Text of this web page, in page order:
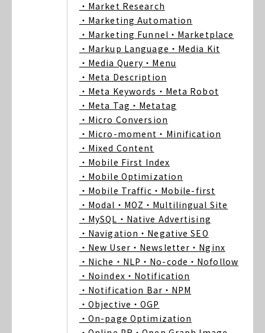
・Market Research
・Marketing Automation
・Marketing Funnel ・Marketplace
・Markup Language ・Media Kit
・Media Query ・Menu
・Meta Description
・Meta Keywords ・Meta Robot
・Meta Tag ・Metatag
・Micro Conversion
・Micro-moment ・Minification
・Mixed Content
・Mobile First Index
・Mobile Optimization
・Mobile Traffic ・Mobile-first
・Modal ・MOZ ・Multilingual Site
・MySQL ・Native Advertising
・Navigation ・Negative SEO
・New User ・Newsletter ・Nginx
・Niche ・NLP ・No-code ・Nofollow
・Noindex ・Notification
・Notification Bar ・NPM
・Objective ・OGP
・On-page Optimization